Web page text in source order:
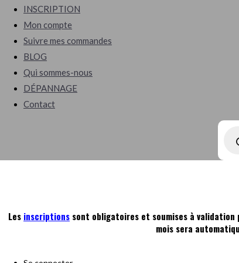
INSCRIPTION
Mon compte
Suivre mes commandes
BLOG
Qui sommes-nous
DÉPANNAGE
Contact
Les inscriptions sont obligatoires et soumises à
mois sera